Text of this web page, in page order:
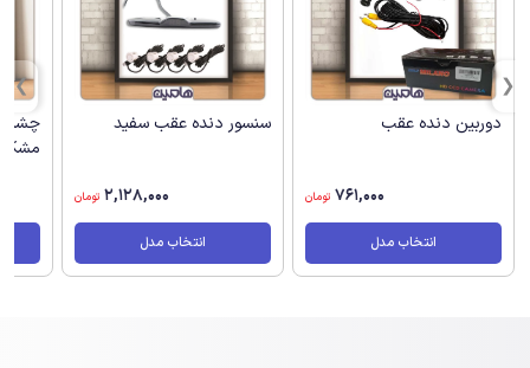
دوربین دنده عقب
761,000 تومان
انتخاب مدل
سنسور دنده عقب سفید
2,128,000 تومان
انتخاب مدل